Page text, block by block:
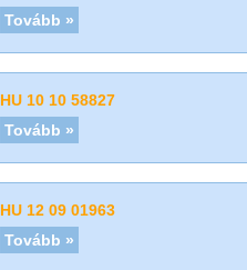
Tovább »
HU 10 10 58827
Tovább »
HU 12 09 01963
Tovább »